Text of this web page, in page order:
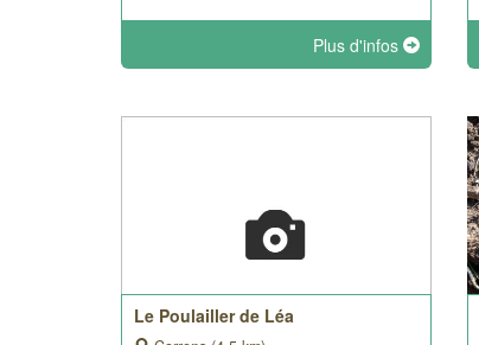
Plus d'infos
Le Poulailler de Léa